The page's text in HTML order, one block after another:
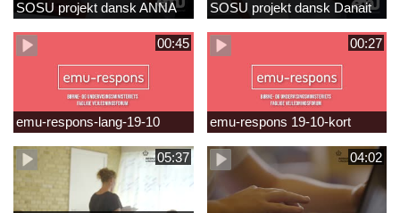
SOSU projekt dansk ANNA SOSU projekt dansk Danait
00:45
emu-respons-lang-19-10
00:27
emu-respons 19-10-kort
05:37 04:02